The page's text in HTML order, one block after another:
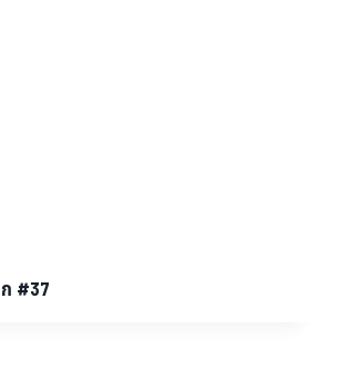
#37